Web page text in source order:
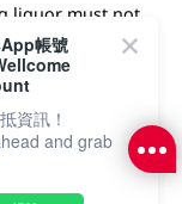
liquor must not
in the course of
(18 歲以下人士)
Farm Company
帳號
資訊！
and grab